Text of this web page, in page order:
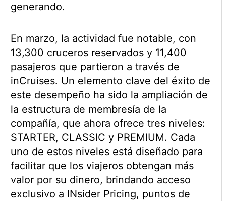
generando.
En marzo, la actividad fue notable, con
13,300 cruceros reservados y 11,400
pasajeros que partieron a través de
inCruises. Un elemento clave del éxito de
este desempeño ha sido la ampliación de
la estructura de membresía de la
compañía, que ahora ofrece tres niveles:
STARTER, CLASSIC y PREMIUM. Cada
uno de estos niveles está diseñado para
facilitar que los viajeros obtengan más
valor por su dinero, brindando acceso
exclusivo a INsider Pricing, puntos de